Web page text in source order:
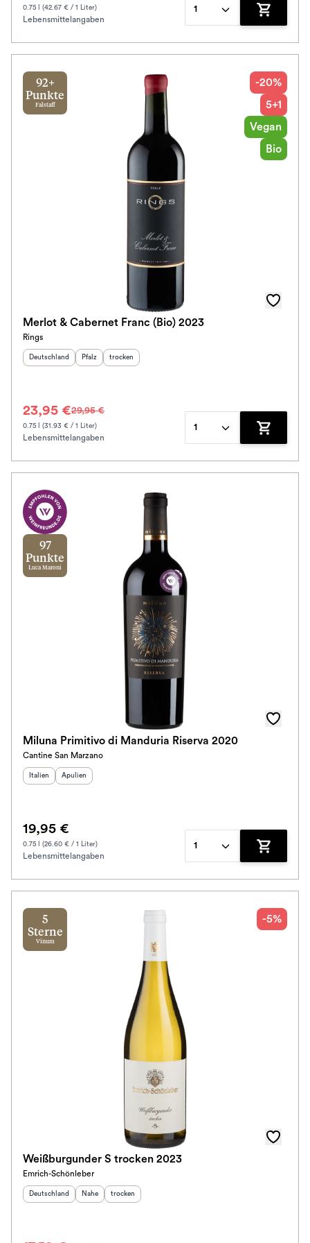
0.75 l (42.67 € / 1 Liter)
Lebensmittelangaben
1
Zum
92+
Punkte
Falstaff
-20%
5+1
Vegan
Bio
Merlot & Cabernet Franc (Bio) 2023
Rings
Herkunftsland
Deutschland Herkunftsregion
Pfalz Geschmack
trocken
23,95 €29,95 €
0.75 l (31.93 € / 1 Liter)
Lebensmittelangaben
1
Zum
97
Punkte
Luca Maroni
Miluna Primitivo di Manduria Riserva 2020
Cantine San Marzano
Herkunftsland:
Italien Herkunftsregion
Apulien
19,95 €
0.75 l (26.60 € / 1 Liter)
Lebensmittelangaben
1
Zum
5
Sterne
Vinum
-5%
Weißburgunder S trocken 2023
Emrich-Schönleber
Herkunftsland
Deutschland Herkunftsregion:
Nahe Geschmack
trocken